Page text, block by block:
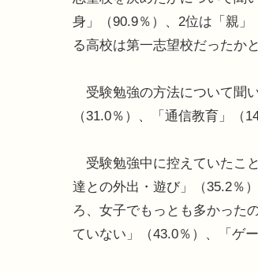
身」（90.9％）、2位は「親
る高校は第一志望校だったか
受験勉強の方法について聞
（31.0％）、「通信教育」（
受験勉強中に控えていたこ
達との外出・遊び」（35.2％
ろ、女子でもっとも多かった
ていない」（43.0％）、「ゲ